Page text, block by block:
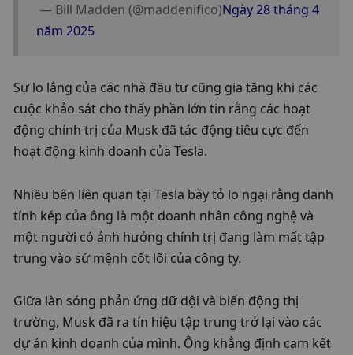
— Bill Madden (@maddenifico)Ngày 28 tháng 4
năm 2025
Sự lo lắng của các nhà đầu tư cũng gia tăng khi các
cuộc khảo sát cho thấy phần lớn tin rằng các hoạt
động chính trị của Musk đã tác động tiêu cực đến
hoạt động kinh doanh của Tesla.
Nhiều bên liên quan tại Tesla bày tỏ lo ngại rằng danh
tính kép của ông là một doanh nhân công nghệ và
một người có ảnh hưởng chính trị đang làm mất tập
trung vào sứ mệnh cốt lõi của công ty.
Giữa làn sóng phản ứng dữ dội và biến động thị
trường, Musk đã ra tín hiệu tập trung trở lại vào các
dự án kinh doanh của mình. Ông khẳng định cam kết